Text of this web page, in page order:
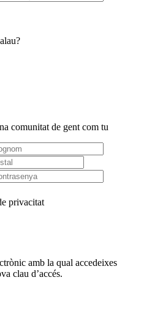
comunitat de gent com tu
privacitat
amb la qual accedeixes
clau d’accés.